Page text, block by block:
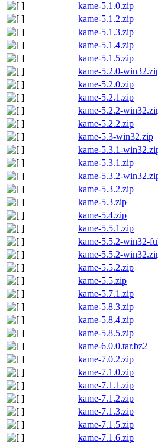
kame-5.1.0.zip
kame-5.1.2.zip
kame-5.1.3.zip
kame-5.1.4.zip
kame-5.1.5.zip
kame-5.2.0-
kame-5.2.0.zip
kame-5.2.1.zip
kame-5.2.2-
kame-5.2.2.zip
kame-5.3-win32.zip
kame-5.3.1-
kame-5.3.1.zip
kame-5.3.2-
kame-5.3.2.zip
kame-5.3.zip
kame-5.4.zip
kame-5.5.1.zip
kame-5.5.2-win32-
kame-5.5.2-
kame-5.5.2.zip
kame-5.5.zip
kame-5.7.1.zip
kame-5.8.3.zip
kame-5.8.4.zip
kame-5.8.5.zip
kame-6.0.0.tar.bz2
kame-7.0.2.zip
kame-7.1.0.zip
kame-7.1.1.zip
kame-7.1.2.zip
kame-7.1.3.zip
kame-7.1.5.zip
kame-7.1.6.zip